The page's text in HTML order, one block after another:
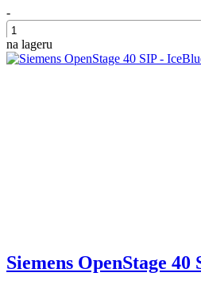
-
+
na lageru
Siemens OpenStage 40